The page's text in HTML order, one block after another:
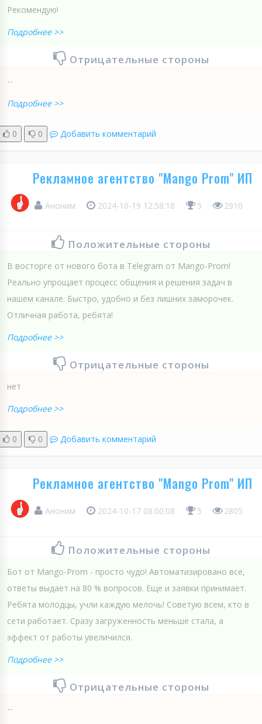
Рекомендую!
Подробнее >>
Отрицательные стороны
--
Подробнее >>
0 0 Добавить комментарий
Рекламное агентство "Mango Prom" ИП
Аноним 2024-10-19 12:58:18 5 2910
Положительные стороны
В восторге от нового бота в Telegram от Mango-Prom!
Реально упрощает процесс общения и решения задач в
нашем канале. Быстро, удобно и без лишних заморочек.
Отличная работа, ребята!
Подробнее >>
Отрицательные стороны
нет
Подробнее >>
0 0 Добавить комментарий
Рекламное агентство "Mango Prom" ИП
Аноним 2024-10-17 08:00:08 5 2805
Положительные стороны
Бот от Mango-Prom - просто чудо! Автоматизировано все,
ответы выдает на 80 % вопросов. Еще и заявки принимает.
Ребята молодцы, учли каждую мелочь! Советую всем, кто в
сети работает. Сразу загруженность меньше стала, а
эффект от работы увеличился.
Подробнее >>
Отрицательные стороны
--